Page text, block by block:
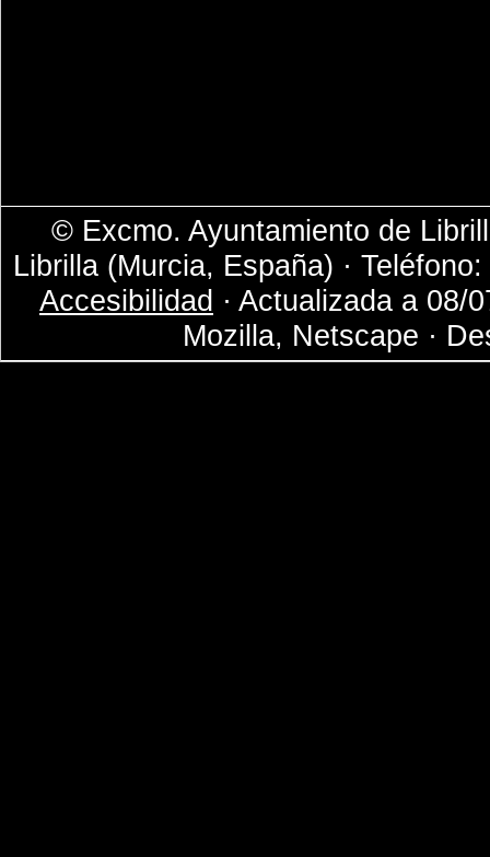
© Excmo. Ayuntamiento de
Librilla (Murcia, España) ·
Accesibilidad · Actualizada a 08/
Mozilla, Netscape ·